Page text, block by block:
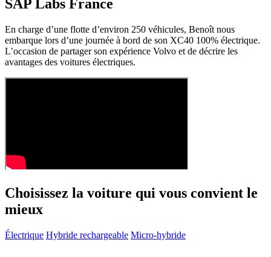
SAP Labs France
En charge d’une flotte d’environ 250 véhicules, Benoît nous
embarque lors d’une journée à bord de son XC40 100% électrique.
L’occasion de partager son expérience Volvo et de décrire les
avantages des voitures électriques.
Choisissez la voiture qui vous convient le
mieux
Électrique Hybride rechargeable Micro-hybride